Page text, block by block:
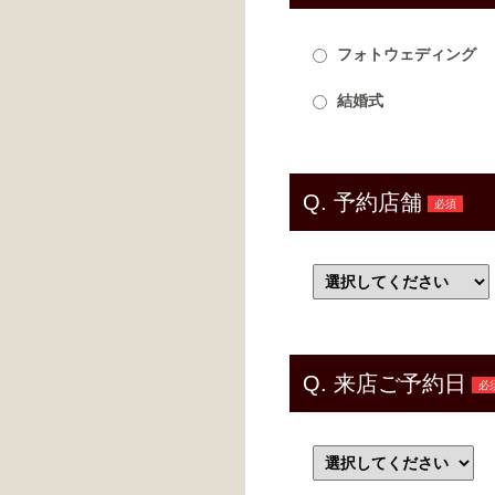
フォトウェディング
結婚式
Q. 予約店舗 必須
Q. 来店ご予約日 必